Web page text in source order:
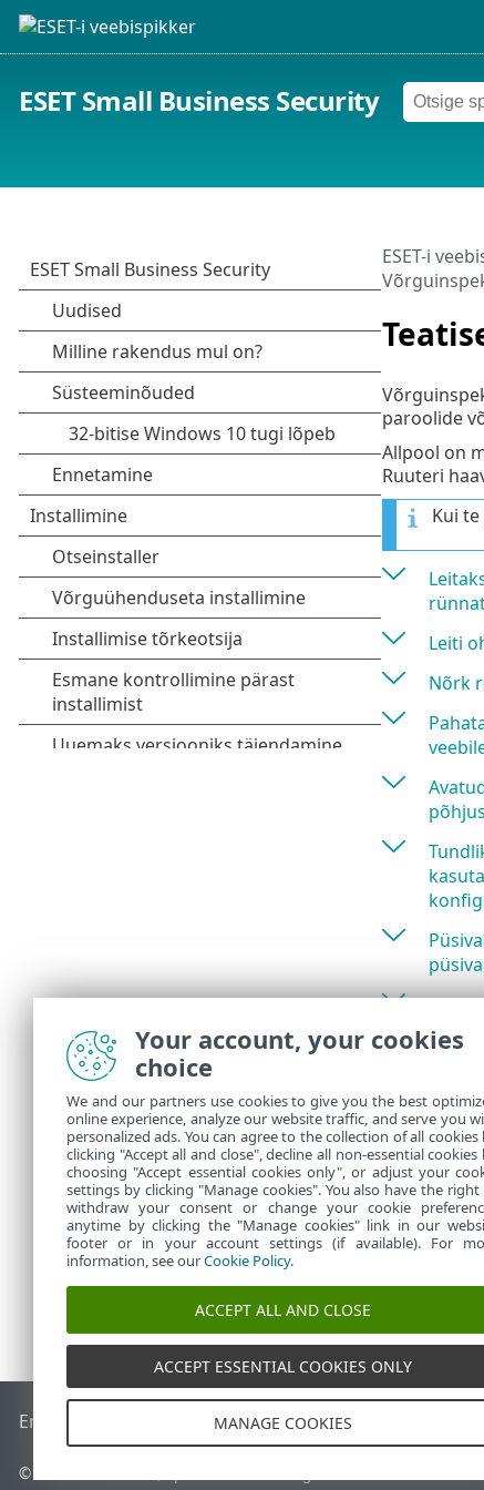
ESET Small Business Security
ESET-i
paroolide
Allpool on
Ruuteri
Kui
Leiti
Nõrk
End of Life ESET-i teabebaasESET-i foorum
© 1992 - 2026 ESET, spol. s r.o. – kõik õigused on kaitstud.
Your account, your cookies
choice
We and our partners use cookies to give you the best
online experience, analyze our website traffic, and serve you
personalized ads. You can agree to the collection of all cookies
clicking "Accept all and close", decline all non-essential cookies
choosing "Accept essential cookies only", or adjust your
settings by clicking "Manage cookies". You also have the right
withdraw your consent or change your cookie
anytime by clicking the "Manage cookies" link in our
footer or in your account settings (if available). For
information, see ourCookie Policy.
ACCEPT ALL AND CLOSE
ACCEPT ESSENTIAL COOKIES ONLY
MANAGE COOKIES